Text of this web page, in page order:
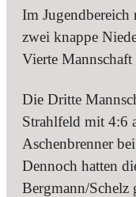
Im Jugendbereich
zwei knappe
Vierte
Die Dritte
Strahlfeld mit 4:6
Aschenbrenner
Dennoch hatten
Bergmann/